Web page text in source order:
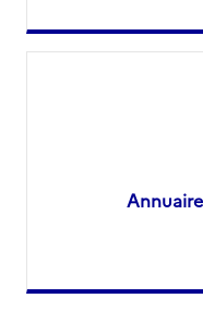
Source des données :